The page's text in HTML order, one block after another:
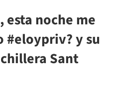
esta noche me
#eloypriv? y su
Sant